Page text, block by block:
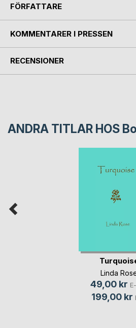
FÖRFATTARE
KOMMENTARER I PRESSEN
RECENSIONER
ANDRA TITLAR HOS
Linda
49,00 kr
199,00 kr